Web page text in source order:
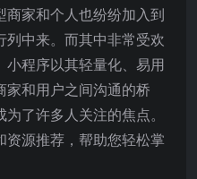
家和个人也纷纷加入到
中来。而其中非常受欢
程序以其轻量化、易用
家和用户之间沟通的桥
了许多人关注的焦点。
源推荐，帮助您轻松掌